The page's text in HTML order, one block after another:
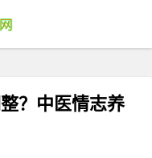
？中医情志养